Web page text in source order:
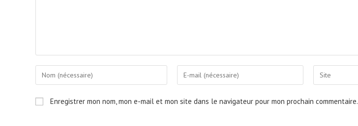
Enter
your
or
Enter
your
Saisir
l’URL
Enregistrer mon nom, mon e-mail et mon site dans le navigateur pour mon prochain commentaire.